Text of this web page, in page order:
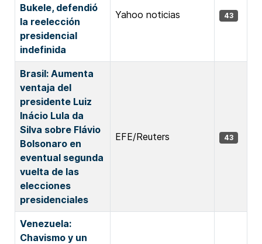
Bukele, defendió
la reelección
presidencial
indefinida
Yahoo noticias 43
Brasil: Aumenta
ventaja del
presidente Luiz
Inácio Lula da
Silva sobre Flávio
Bolsonaro en
eventual segunda
vuelta de las
elecciones
presidenciales
EFE/Reuters 43
Venezuela:
Chavismo y un